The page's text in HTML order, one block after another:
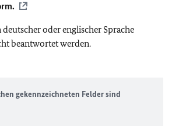
oder englischer Sprache
beantwortet werden.
gekennzeichneten Felder sind